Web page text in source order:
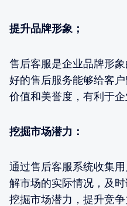
提升品牌形象；
售后客服是企业品牌形
好的售后服务能够给客
价值和美誉度，有利于企
挖掘市场潜力：
通过售后客服系统收集
解市场的实际情况，及
挖掘市场潜力，提升竞争